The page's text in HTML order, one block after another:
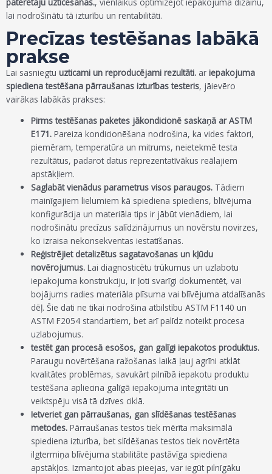
lai nodrošinātu tā izturību un rentabilitāti.
Precīzas testēšanas labākā
prakse
Lai sasniegtu uzticami un reproducējami rezultāti. ar iepakojuma
spiediena testēšana pārraušanas izturības testeris, jāievēro
vairākas labākās prakses:
Pirms testēšanas paketes jākondicionē saskaņā ar ASTM
E171. Pareiza kondicionēšana nodrošina, ka vides faktori,
piemēram, temperatūra un mitrums, neietekmē testa
rezultātus, padarot datus reprezentatīvākus reālajiem
apstākļiem.
Saglabāt vienādus parametrus visos paraugos. Tādiem
mainīgajiem lielumiem kā spiediena spiediens, blīvējuma
konfigurācija un materiāla tips ir jābūt vienādiem, lai
nodrošinātu precīzus salīdzinājumus un novērstu novirzes,
ko izraisa nekonsekventas iestatīšanas.
Reģistrējiet detalizētus sagatavošanas un kļūdu
novērojumus. Lai diagnosticētu trūkumus un uzlabotu
iepakojuma konstrukciju, ir ļoti svarīgi dokumentēt, vai
bojājums radies materiāla plīsuma vai blīvējuma atdalīšanās
dēļ. Šie dati ne tikai nodrošina atbilstību ASTM F1140 un
ASTM F2054 standartiem, bet arī palīdz noteikt procesa
uzlabojumus.
testēt gan procesā esošos, gan galīgi iepakotos produktus.
Paraugu novērtēšana ražošanas laikā ļauj agrīni atklāt
kvalitātes problēmas, savukārt pilnībā iepakotu produktu
testēšana apliecina galīgā iepakojuma integritāti un
veiktspēju visā tā dzīves ciklā.
Ietveriet gan pārraušanas, gan slīdēšanas testēšanas
metodes. Pārraušanas testos tiek mērīta maksimālā
spiediena izturība, bet slīdēšanas testos tiek novērtēta
ilgtermiņa blīvējuma stabilitāte pastāvīga spiediena
apstākļos. Izmantojot abas pieejas, var iegūt pilnīgāku